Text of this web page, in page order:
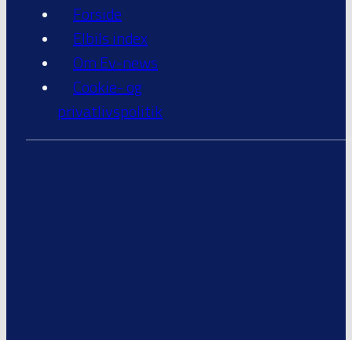
Forside
Elbils index
Om Ev-news
Cookie- og
privatlivspolitik